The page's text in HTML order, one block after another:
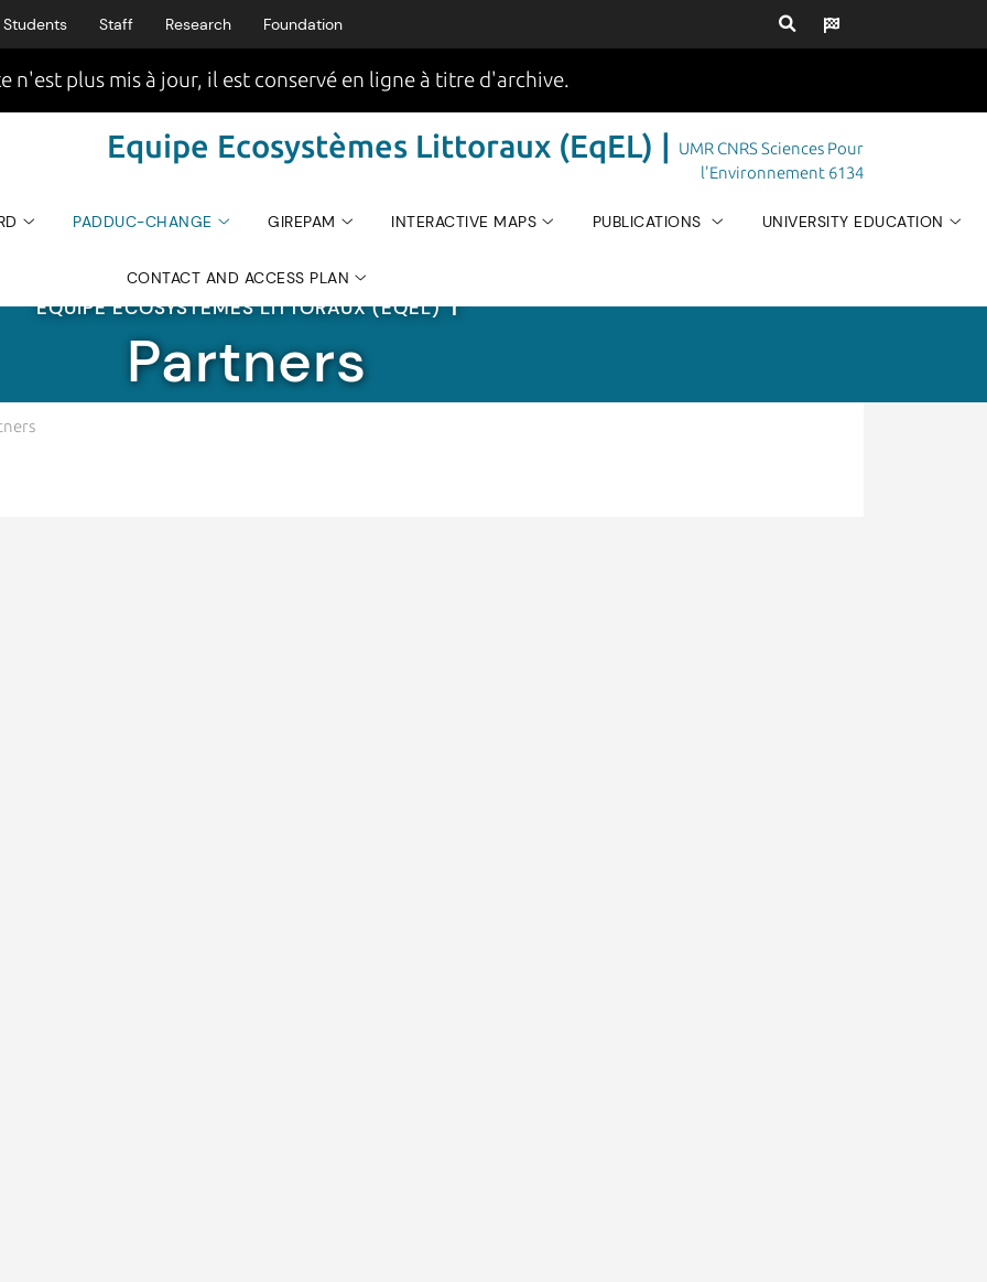
Students Staff Research Foundation
n'est plus mis à jour, il est conservé en ligne à titre d'archive.
Equipe Ecosystèmes Littoraux (EqEL) |
UMR CNRS Sciences Pour
l'Environnement 6134
PADDUC-CHANGE GIREPAM INTERACTIVE MAPS PUBLICATIONS UNIVERSITY EDUCATION
CONTACT AND ACCESS PLAN
EQUIPE ECOSYSTÈMES LITTORAUX (EQEL)|
Partners